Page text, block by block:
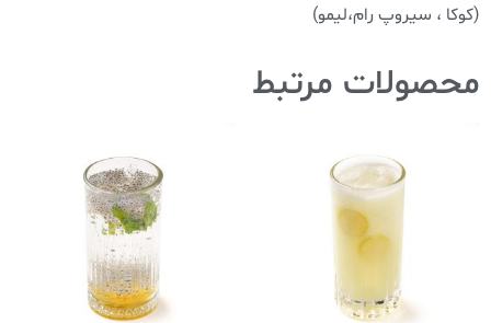
(کوکا ، سیروپ رام،لیمو)
محصولات مرتبط